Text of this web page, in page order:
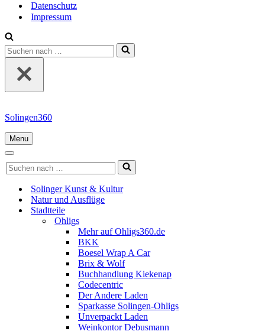
Datenschutz
Impressum
Suchen
nach …
Solingen360
Menu
Navigationsmenü
Navigationsmenü
Suchen
nach …
Solinger Kunst & Kultur
Natur und Ausflüge
Stadtteile
Ohligs
Mehr auf Ohligs360.de
BKK
Boesel Wrap A Car
Brix & Wolf
Buchhandlung Kiekenap
Codecentric
Der Andere Laden
Sparkasse Solingen-Ohligs
Unverpackt Laden
Weinkontor Debusmann